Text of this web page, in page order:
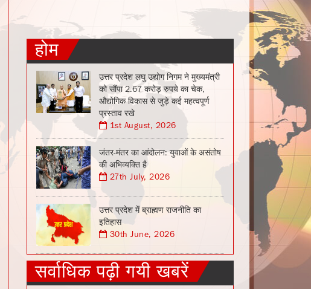
होम
उत्तर प्रदेश लघु उद्योग निगम ने मुख्यमंत्री
को सौंपा 2.67 करोड़ रुपये का चेक,
औद्योगिक विकास से जुड़े कई महत्वपूर्ण
प्रस्ताव रखे
1st August, 2026
जंतर-मंतर का आंदोलन: युवाओं के असंतोष
की अभिव्यक्ति है
27th July, 2026
उत्तर प्रदेश में ब्राह्मण राजनीति का
इतिहास
30th June, 2026
सर्वाधिक पढ़ी गयी खबरें